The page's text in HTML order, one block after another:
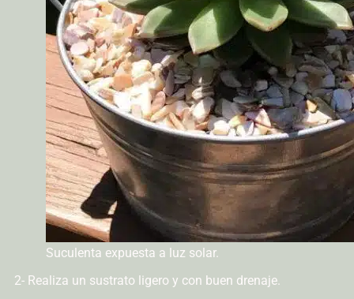
Suculenta expuesta a luz solar.
2- Realiza un sustrato ligero y con buen drenaje.